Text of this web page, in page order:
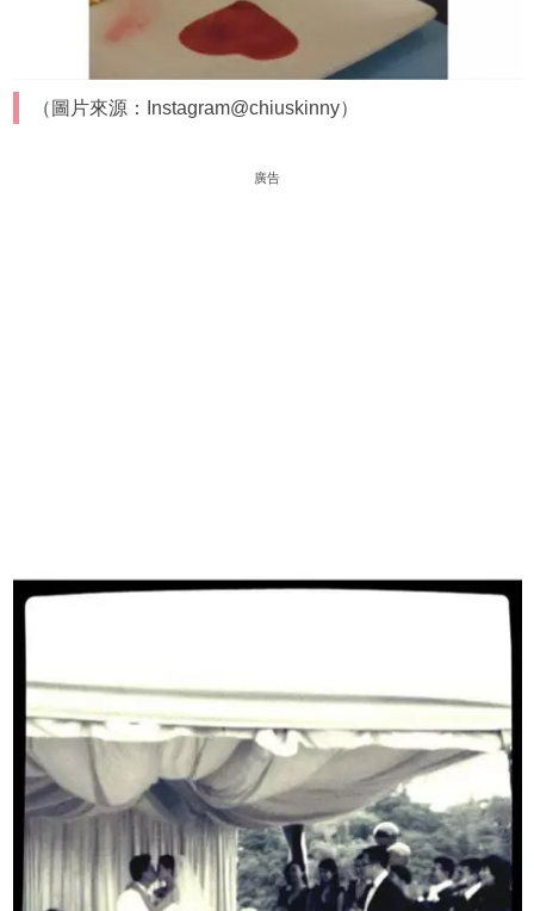
（圖片來源：Instagram@chiuskinny）
廣告